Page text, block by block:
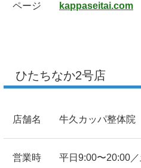
ページ
kappaseitai.com
ひたちなか2号店
店舗名 牛久カッパ整体
営業時
平日9:00〜20:00